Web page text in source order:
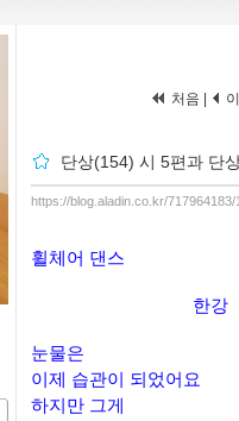
처음 |
단상(154) 시 5편과 단
https://blog.aladin.co.kr/717964183/
휠체어 댄스
한강
눈물은
이제 습관이 되었어요
하지만 그게